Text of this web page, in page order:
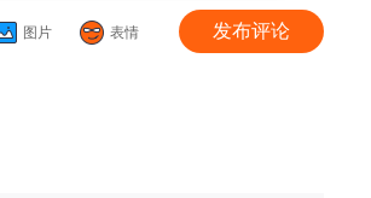
图片 表情 发布评论